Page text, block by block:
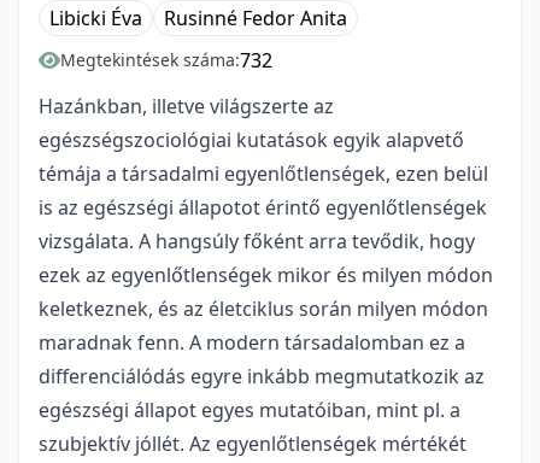
Libicki Éva Rusinné Fedor Anita
Megtekintések száma:732
Hazánkban, illetve világszerte az
egészségszociológiai kutatások egyik alapvető
témája a társadalmi egyenlőtlenségek, ezen belül
is az egészségi állapotot érintő egyenlőtlenségek
vizsgálata. A hangsúly főként arra tevődik, hogy
ezek az egyenlőtlenségek mikor és milyen módon
keletkeznek, és az életciklus során milyen módon
maradnak fenn. A modern társadalomban ez a
differenciálódás egyre inkább megmutatkozik az
egészségi állapot egyes mutatóiban, mint pl. a
szubjektív jóllét. Az egyenlőtlenségek mértékét